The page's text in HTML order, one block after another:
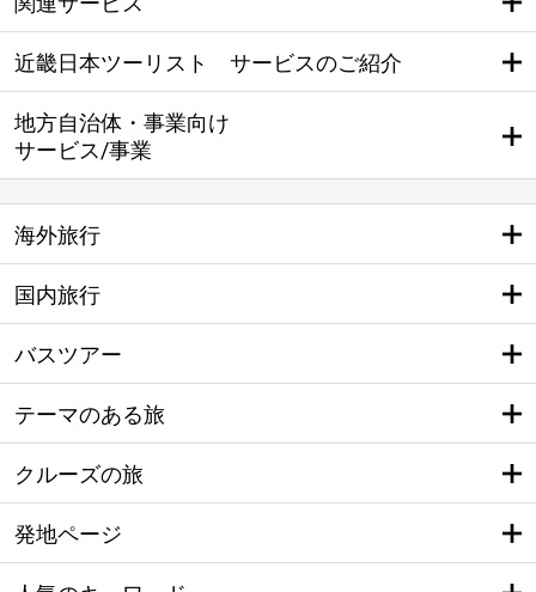
近畿日本ツーリスト サービスのご紹介
地方自治体・事業向け
サービス/事業
海外旅行
国内旅行
バスツアー
テーマのある旅
クルーズの旅
発地ページ